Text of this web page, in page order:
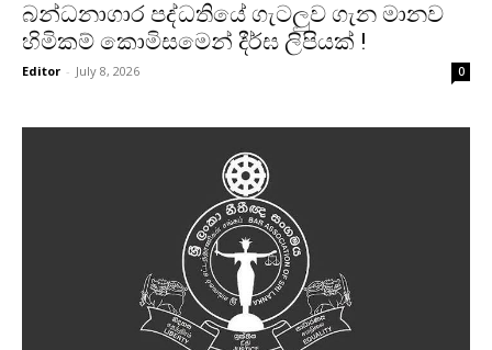
බන්ධනාගාර පද්ධතියේ ගැටලුව ගැන මානව
හිමිකම් කොමිසමෙන් දීර්ඝ ලිපියක් !
Editor - July 8, 2026 0